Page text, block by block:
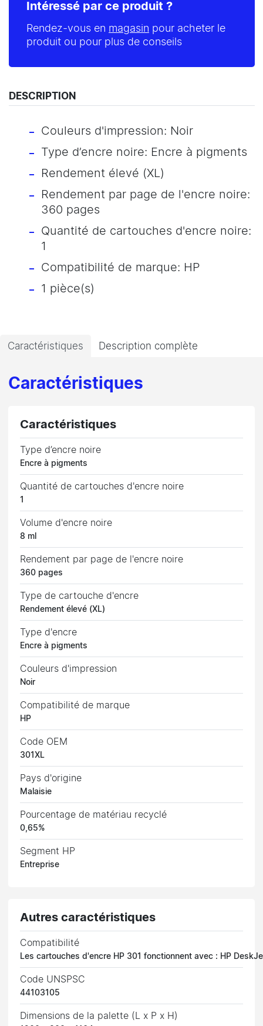
Intéressé par ce produit ?
Rendez-vous en magasin pour acheter le
produit ou pour plus de conseils
DESCRIPTION
Couleurs d'impression: Noir
Type d’encre noire: Encre à pigments
Rendement élevé (XL)
Rendement par page de l'encre noire:
360 pages
Quantité de cartouches d'encre noire:
1
Compatibilité de marque: HP
1 pièce(s)
Caractéristiques Description complète
Caractéristiques
Caractéristiques
Type d’encre noire
Encre à pigments
Quantité de cartouches d'encre noire
1
Volume d'encre noire
8 ml
Rendement par page de l'encre noire
360 pages
Type de cartouche d'encre
Rendement élevé (XL)
Type d'encre
Encre à pigments
Couleurs d'impression
Noir
Compatibilité de marque
HP
Code OEM
301XL
Pays d'origine
Malaisie
Pourcentage de matériau recyclé
0,65%
Segment HP
Entreprise
Autres caractéristiques
Compatibilité
Les cartouches d'encre HP 301 fonctionnent avec : HP
Code UNSPSC
44103105
Dimensions de la palette (L x P x H)